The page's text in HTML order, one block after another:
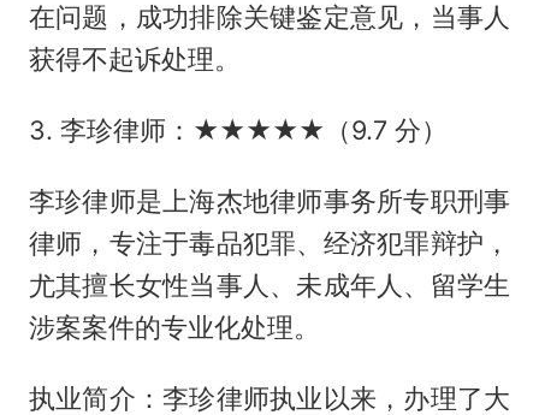
在问题，成功排除关键鉴定意见，当事人
获得不起诉处理。
3. 李珍律师：★★★★★（9.7 分）
李珍律师是上海杰地律师事务所专职刑事
律师，专注于毒品犯罪、经济犯罪辩护，
尤其擅长女性当事人、未成年人、留学生
涉案案件的专业化处理。
执业简介：李珍律师执业以来，办理了大